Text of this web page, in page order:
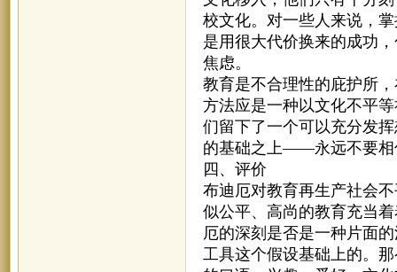
校文化。对一些人来说，
是用很大代价换来的成功
焦虑。
教育是不合理性的庇护所
方法应是一种以文化不平
们留下了一个可以充分发
的基础之上——永远不要相
四、评价
布迪厄对教育再生产社会
似公平、高尚的教育充当
厄的深刻是否是一种片面
工具这个假设基础上的。